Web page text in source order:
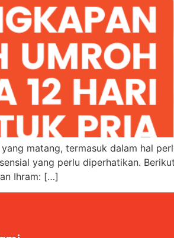
matang, termasuk dalam hal
yang perlu diperhatikan.
Ihram: […]